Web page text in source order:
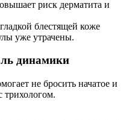
риск дерматита и
блестящей коже
уже утрачены.
динамики
не бросить начатое и
трихологом.